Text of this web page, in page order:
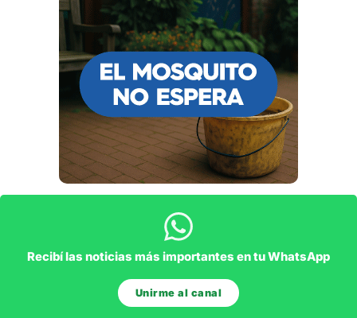
Recibí las noticias más importantes en tu WhatsApp
Unirme al canal